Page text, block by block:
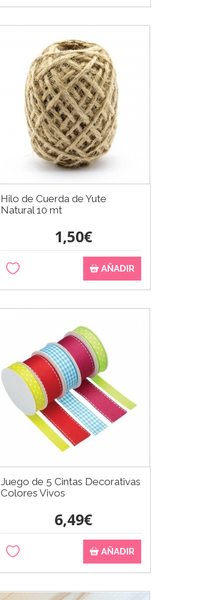
Hilo de Cuerda de Yute
Natural 10 mt
1,50€
AÑADIR
Juego de 5 Cintas Decorativas
Colores Vivos
6,49€
AÑADIR